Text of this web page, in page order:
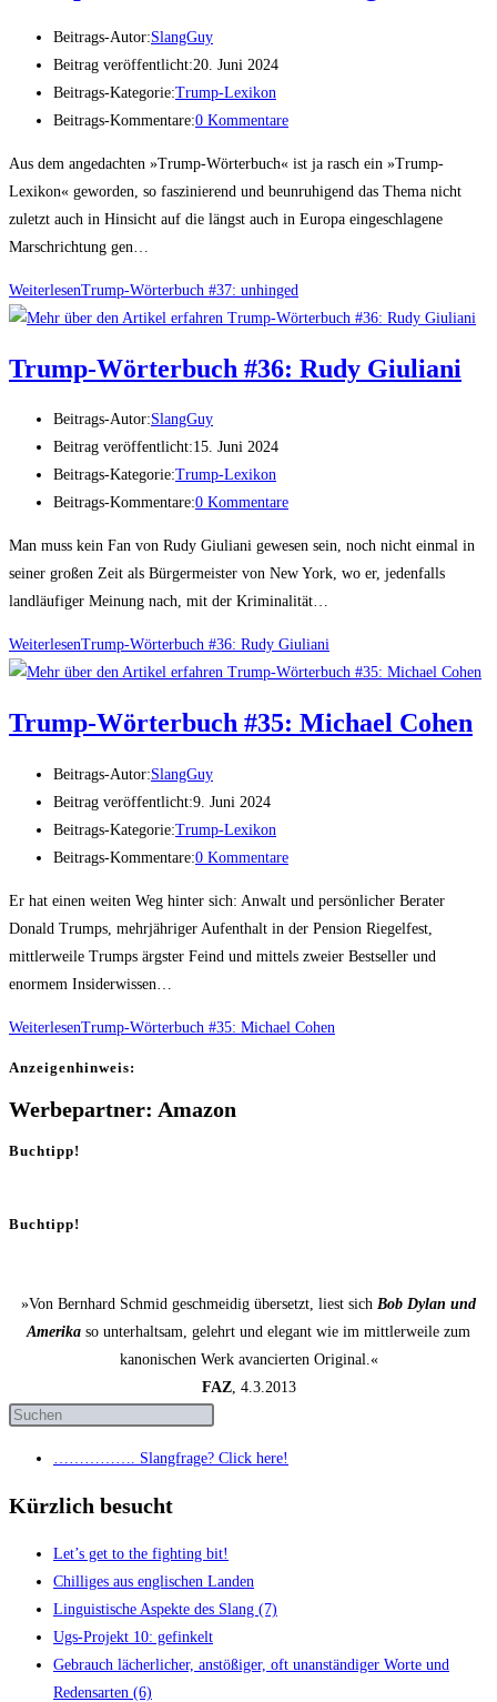
Beitrags-Autor:SlangGuy
Beitrag veröffentlicht:20. Juni 2024
Beitrags-Kategorie:Trump-Lexikon
Beitrags-Kommentare:0 Kommentare
Aus dem angedachten »Trump-Wörterbuch« ist ja rasch ein »Trump-
Lexikon« geworden, so faszinierend und beunruhigend das Thema nicht
zuletzt auch in Hinsicht auf die längst auch in Europa eingeschlagene
Marschrichtung gen…
WeiterlesenTrump-Wör­ter­buch #37: unhinged
Trump-Wör­ter­buch #36: Rudy Giuliani
Beitrags-Autor:SlangGuy
Beitrag veröffentlicht:15. Juni 2024
Beitrags-Kategorie:Trump-Lexikon
Beitrags-Kommentare:0 Kommentare
Man muss kein Fan von Rudy Giuliani gewesen sein, noch nicht einmal in
seiner großen Zeit als Bürgermeister von New York, wo er, jedenfalls
landläufiger Meinung nach, mit der Kriminalität…
WeiterlesenTrump-Wör­ter­buch #36: Rudy Giuliani
Trump-Wör­ter­buch #35: Micha­el Cohen
Beitrags-Autor:SlangGuy
Beitrag veröffentlicht:9. Juni 2024
Beitrags-Kategorie:Trump-Lexikon
Beitrags-Kommentare:0 Kommentare
Er hat einen weiten Weg hinter sich: Anwalt und persönlicher Berater
Donald Trumps, mehrjähriger Aufenthalt in der Pension Riegelfest,
mittlerweile Trumps ärgster Feind und mittels zweier Bestseller und
enormem Insiderwissen…
WeiterlesenTrump-Wör­ter­buch #35: Micha­el Cohen
Anzei­gen­hin­weis:
Werbepartner: Amazon
Buchtipp!
Buchtipp!
»Von Bernhard Schmid geschmeidig übersetzt, liest sich Bob Dylan und
Amerika so unterhaltsam, gelehrt und elegant wie im mittlerweile zum
kanonischen Werk avancierten Original.«
FAZ, 4.3.2013
……………. Slang­fra­ge? Click here!
Kürzlich besucht
Let’s get to the fight­ing bit!
Chil­li­ges aus eng­li­schen Landen
Lin­gu­is­ti­sche Aspek­te des Slang (7)
Ugs-Pro­jekt 10: gefinkelt
Gebrauch lächer­li­cher, anstö­ßi­ger, oft unan­stän­di­ger Wor­te und
Redens­ar­ten (6)